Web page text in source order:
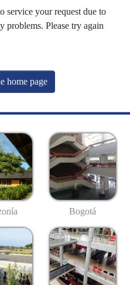
service your request due to
problems. Please try again
home page
Bogotá